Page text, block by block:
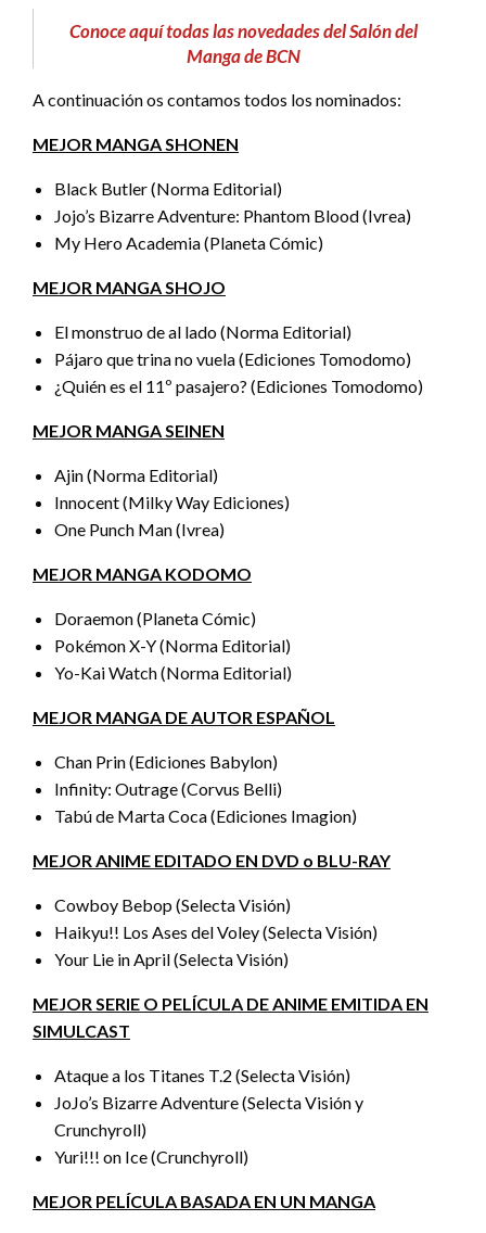
Conoce aquí todas las novedades del Salón del
Manga de BCN
A continuación os contamos todos los nominados:
MEJOR MANGA SHONEN
Black Butler (Norma Editorial)
Jojo’s Bizarre Adventure: Phantom Blood (Ivrea)
My Hero Academia (Planeta Cómic)
MEJOR MANGA SHOJO
El monstruo de al lado (Norma Editorial)
Pájaro que trina no vuela (Ediciones Tomodomo)
¿Quién es el 11º pasajero? (Ediciones Tomodomo)
MEJOR MANGA SEINEN
Ajin (Norma Editorial)
Innocent (Milky Way Ediciones)
One Punch Man (Ivrea)
MEJOR MANGA KODOMO
Doraemon (Planeta Cómic)
Pokémon X-Y (Norma Editorial)
Yo-Kai Watch (Norma Editorial)
MEJOR MANGA DE AUTOR ESPAÑOL
Chan Prin (Ediciones Babylon)
Infinity: Outrage (Corvus Belli)
Tabú de Marta Coca (Ediciones Imagion)
MEJOR ANIME EDITADO EN DVD o BLU-RAY
Cowboy Bebop (Selecta Visión)
Haikyu!! Los Ases del Voley (Selecta Visión)
Your Lie in April (Selecta Visión)
MEJOR SERIE O PELÍCULA DE ANIME EMITIDA EN
SIMULCAST
Ataque a los Titanes T.2 (Selecta Visión)
JoJo’s Bizarre Adventure (Selecta Visión y
Crunchyroll)
Yuri!!! on Ice (Crunchyroll)
MEJOR PELÍCULA BASADA EN UN MANGA